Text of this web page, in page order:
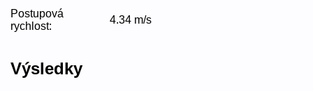
Postupová
rychlost:
4.34 m/s
Výsledky